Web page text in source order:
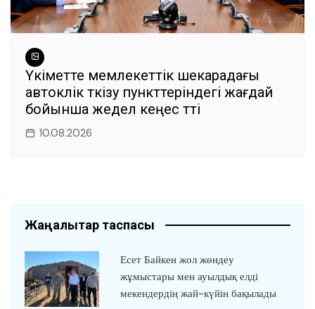
Үкіметте мемлекеттік шекарадағы
автокөлік өткізу пункттеріндегі жағдай
бойынша жедел кеңес өтті
10.08.2026
Жаңалықтар таспасы
Есет Байкен жол жөндеу
жұмыстары мен ауылдық елді
мекендердің жай-күйін бақылады